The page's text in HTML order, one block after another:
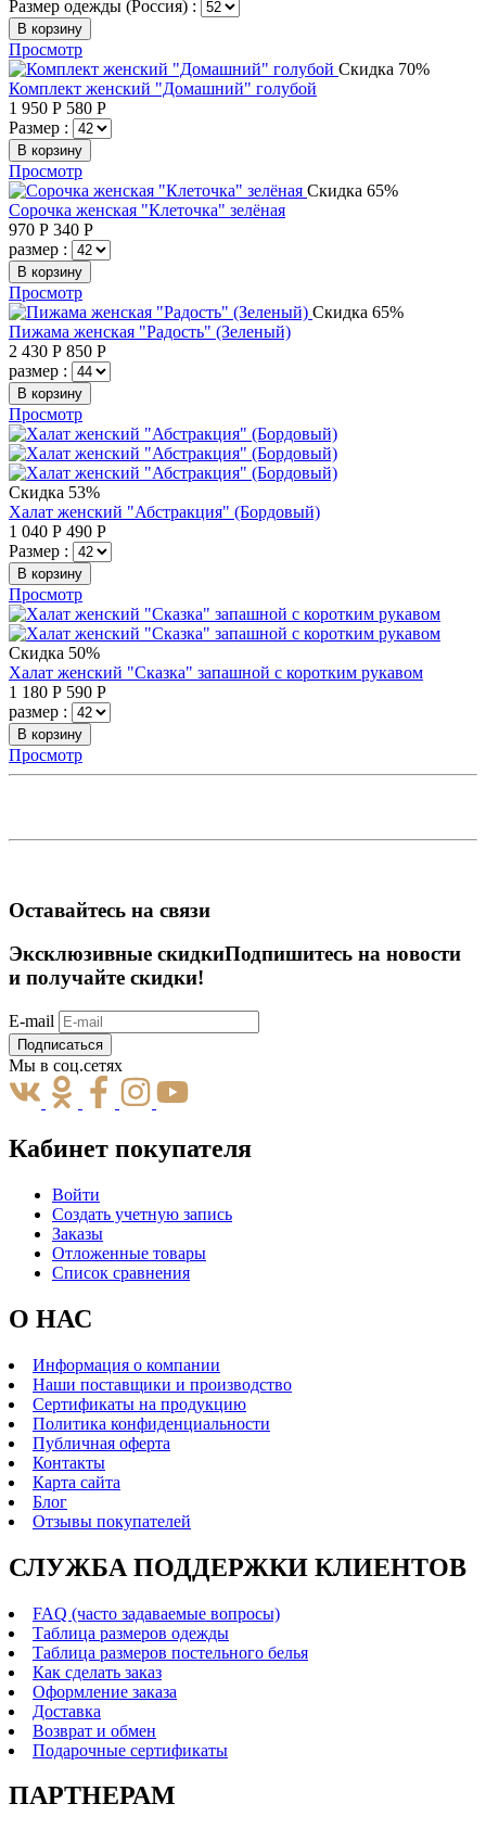
Размер одежды (Россия) :
В корзину
Просмотр
Скидка 70%
Комплект женский "Домашний" голубой
1 950 Р 580 Р
Размер :
В корзину
Просмотр
Скидка 65%
Сорочка женская "Клеточка" зелёная
970 Р 340 Р
размер :
В корзину
Просмотр
Скидка 65%
Пижама женская "Радость" (Зеленый)
2 430 Р 850 Р
размер :
В корзину
Просмотр
Скидка 53%
Халат женский "Абстракция" (Бордовый)
1 040 Р 490 Р
Размер :
В корзину
Просмотр
Скидка 50%
Халат женский "Сказка" запашной с коротким рукавом
1 180 Р 590 Р
размер :
В корзину
Просмотр
Оставайтесь на связи
Эксклюзивные скидкиПодпишитесь на новости
и получайте скидки!
E-mail
Подписаться
Мы в соц.сетях
Кабинет покупателя
Войти
Создать учетную запись
Заказы
Отложенные товары
Список сравнения
О НАС
Информация о компании
Наши поставщики и производство
Сертификаты на продукцию
Политика конфиденциальности
Публичная оферта
Контакты
Карта сайта
Блог
Отзывы покупателей
СЛУЖБА ПОДДЕРЖКИ КЛИЕНТОВ
FAQ (часто задаваемые вопросы)
Таблица размеров одежды
Таблица размеров постельного белья
Как сделать заказ
Оформление заказа
Доставка
Возврат и обмен
Подарочные сертификаты
ПАРТНЕРАМ